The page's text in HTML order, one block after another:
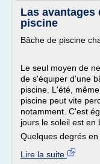
Las
piscine
Bâche de piscine
Le seul moyen de
de s'équiper d'une
piscine. L'été,
piscine peut vite
notamment. C'est
jours le soleil est en
Quelques degrés en
Lire la suite